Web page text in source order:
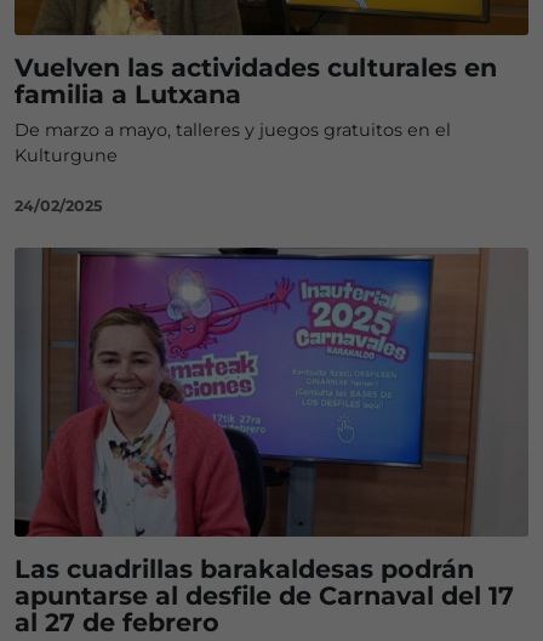
Vuelven las actividades culturales en
familia a Lutxana
De marzo a mayo, talleres y juegos gratuitos en el
Kulturgune
24/02/2025
Las cuadrillas barakaldesas podrán
apuntarse al desfile de Carnaval del 17
al 27 de febrero